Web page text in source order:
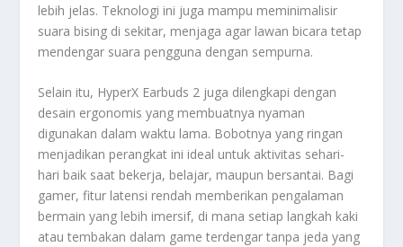
lebih jelas. Teknologi ini juga mampu meminimalisir
suara bising di sekitar, menjaga agar lawan bicara tetap
mendengar suara pengguna dengan sempurna.
Selain itu, HyperX Earbuds 2 juga dilengkapi dengan
desain ergonomis yang membuatnya nyaman
digunakan dalam waktu lama. Bobotnya yang ringan
menjadikan perangkat ini ideal untuk aktivitas sehari-
hari baik saat bekerja, belajar, maupun bersantai. Bagi
gamer, fitur latensi rendah memberikan pengalaman
bermain yang lebih imersif, di mana setiap langkah kaki
atau tembakan dalam game terdengar tanpa jeda yang